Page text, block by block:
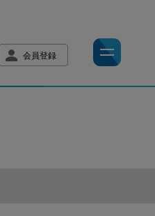
会員登録